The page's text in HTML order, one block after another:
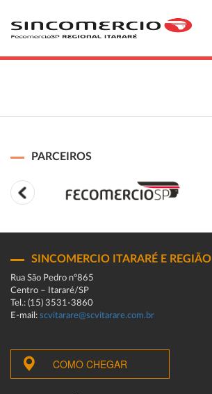
PARCEIROS
SINCOMERCIO ITARARÉ E REGIÃO
Rua São Pedro n°865
Centro – Itararé/SP
Tel.: (15) 3531-3860
E-mail: scvitarare@scvitarare.com.br
COMO CHEGAR